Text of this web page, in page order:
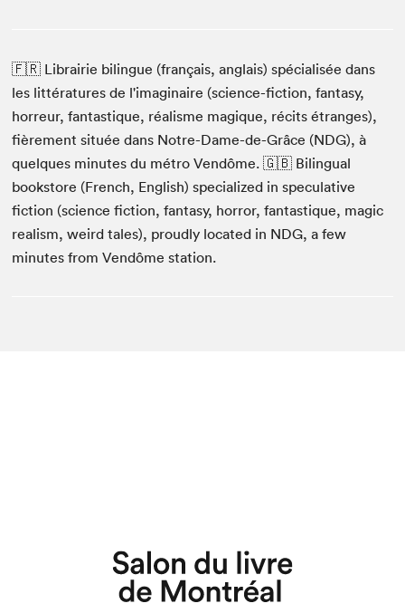
🇫🇷 Librairie bilingue (français, anglais) spécialisée dans
les littératures de l'imaginaire (science-fiction, fantasy,
horreur, fantastique, réalisme magique, récits étranges),
fièrement située dans Notre-Dame-de-Grâce (NDG), à
quelques minutes du métro Vendôme. 🇬🇧 Bilingual
bookstore (French, English) specialized in speculative
fiction (science fiction, fantasy, horror, fantastique, magic
realism, weird tales), proudly located in NDG, a few
minutes from Vendôme station.